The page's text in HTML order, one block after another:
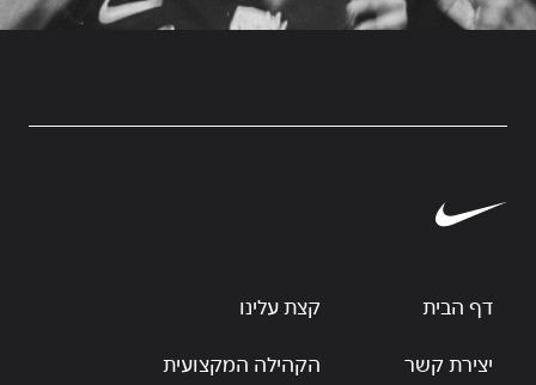
דף הבית קצת עלינו
יצירת קשר הקהילה המקצועית